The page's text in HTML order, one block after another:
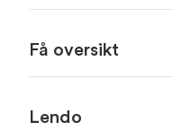
Få oversikt
Lendo